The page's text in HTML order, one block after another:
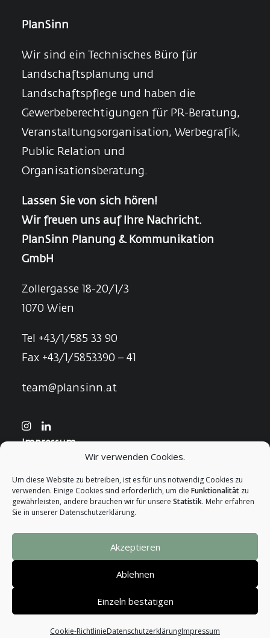
Wir verwenden Cookies.
Um diese Website zu betreiben, ist es für uns notwendig Cookies zu
verwenden. Einige Cookies sind erforderlich, um die Funktionalität zu
gewährleisten, andere brauchen wir für unsere Statistik. Mehr erfahren
Sie in unserer Datenschutzerklärung.
Akzeptieren
Ablehnen
Einzeln bestätigen
Cookie-RichtlinieDatenschutzerklärungImpressum
PlanSinn
Wir sind ein Technisches Büro für
Landschaftsplanung und
Landschaftspflege und haben die
Gewerbeberechtigungen für PR-Beratung,
Veranstaltungsorganisation, Werbegrafik,
Public Relation und
Organisationsberatung.
Lassen Sie von sich hören!
Wir freuen uns auf Ihre Nachricht.
PlanSinn Planung & Kommunikation
GmbH
Zollergasse 18-20/1/3
1070 Wien
Tel +43/1/585 33 90
Fax +43/1/5853390 – 41
team@plansinn.at
Impressum
Cookie-Richtlinien
DSGVO
© 2026 PlanSinn. All rights reserved